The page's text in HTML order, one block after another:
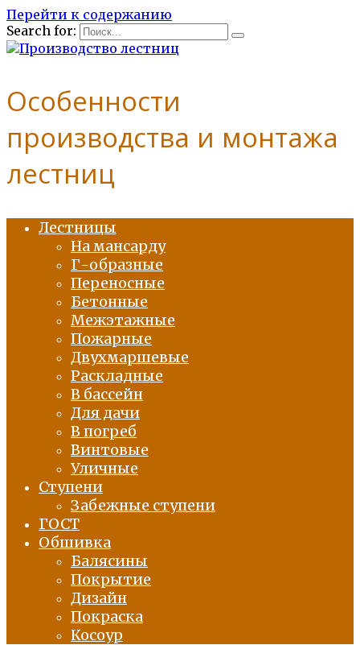
Перейти к содержанию
Search for:
Особенности
производства и монтажа
лестниц
Лестницы
На мансарду
Г-образные
Переносные
Бетонные
Межэтажные
Пожарные
Двухмаршевые
Раскладные
В бассейн
Для дачи
В погреб
Винтовые
Уличные
Ступени
Забежные ступени
ГОСТ
Обшивка
Балясины
Покрытие
Дизайн
Покраска
Косоур